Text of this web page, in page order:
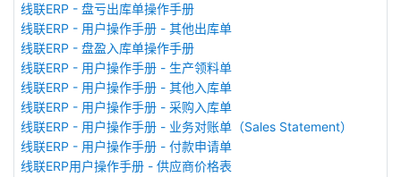
线联ERP - 盘亏出库单操作手册
线联ERP - 用户操作手册 - 其他出库单
线联ERP - 盘盈入库单操作手册
线联ERP - 用户操作手册 - 生产领料单
线联ERP - 用户操作手册 - 其他入库单
线联ERP - 用户操作手册 - 采购入库单
线联ERP - 用户操作手册 - 业务对账单（Sales Statement）
线联ERP - 用户操作手册 - 付款申请单
线联ERP用户操作手册 - 供应商价格表